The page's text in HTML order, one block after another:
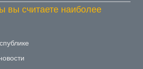
вы считаете наиболее